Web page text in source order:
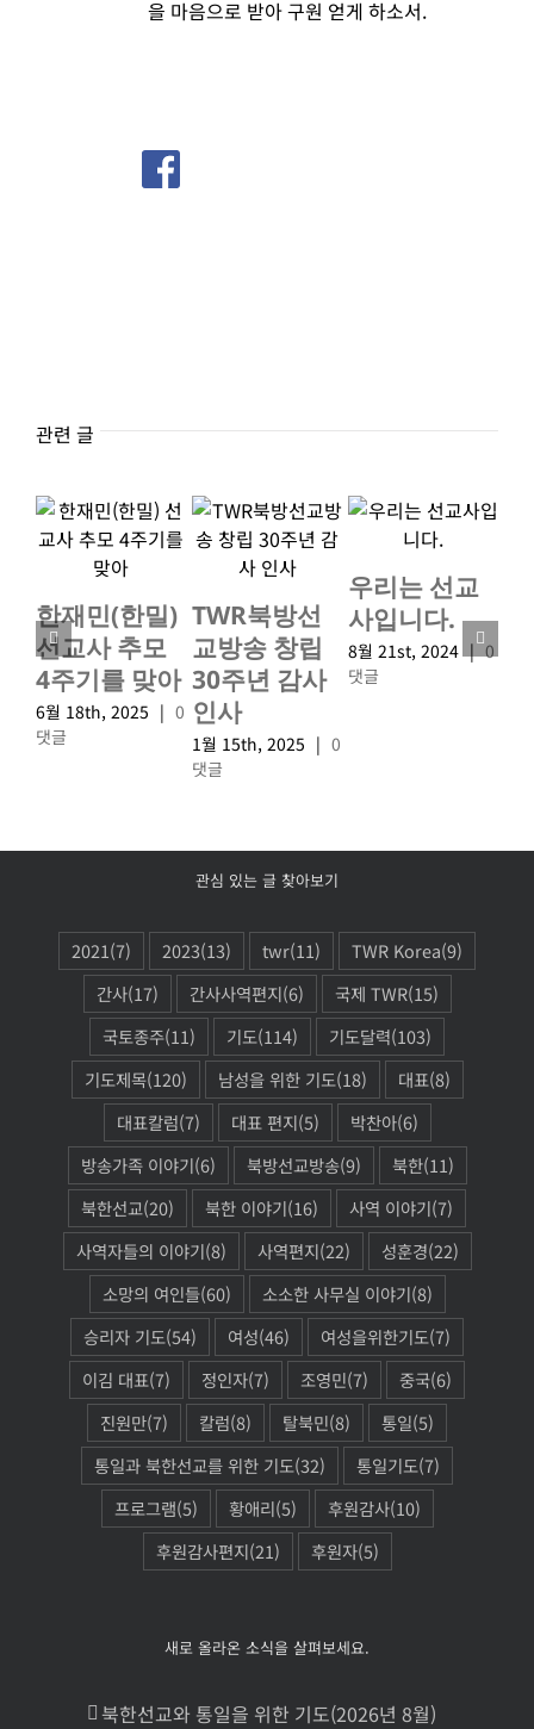
을 마음으로 받아 구원 얻게 하소서.
관련 글
한재민(한밀)
선교사 추모
4주기를 맞아
6월 18th, 2025 | 0
댓글
TWR북방선
교방송 창립
30주년 감사
인사
1월 15th, 2025 | 0
댓글
우리는 선교
사입니다.
8월 21st, 2024 | 0
댓글
관심 있는 글 찾아보기
2021(7) 2023(13) twr(11) TWR Korea(9)
간사(17) 간사사역편지(6) 국제 TWR(15)
국토종주(11) 기도(114) 기도달력(103)
기도제목(120) 남성을 위한 기도(18) 대표(8)
대표칼럼(7) 대표 편지(5) 박찬아(6)
방송가족 이야기(6) 북방선교방송(9) 북한(11)
북한선교(20) 북한 이야기(16) 사역 이야기(7)
사역자들의 이야기(8) 사역편지(22) 성훈경(22)
소망의 여인들(60) 소소한 사무실 이야기(8)
승리자 기도(54) 여성(46) 여성을위한기도(7)
이김 대표(7) 정인자(7) 조영민(7) 중국(6)
진원만(7) 칼럼(8) 탈북민(8) 통일(5)
통일과 북한선교를 위한 기도(32) 통일기도(7)
프로그램(5) 황애리(5) 후원감사(10)
후원감사편지(21) 후원자(5)
새로 올라온 소식을 살펴보세요.
북한선교와 통일을 위한 기도(2026년 8월)